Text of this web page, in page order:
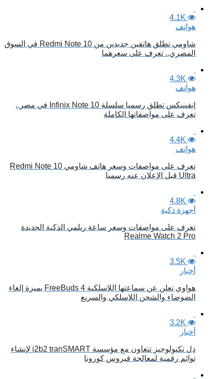
4.1K
هواتف
شاومي تطلق هاتفين جديدين من Redmi Note 10 في السوق
المصري.. تعرف على سعرهما
4.3K
هواتف
إنفينيكس تطلق رسميا سلسلة Infinix Note 10 في مصر..
تعرف على مواصفاتها الكاملة
4.4K
هواتف
تعرف على مواصفات وسعر هاتف شاومي Redmi Note 10
Ultra قبل الإعلان عنه رسميا
4.8K
أجهزة ذكية
تعرف على مواصفات وسعر ساعة ريلمي الذكية الجديدة
Realme Watch 2 Pro
3.5K
أخبار
هواوي تعلن عن سماعتها اللاسلكية FreeBuds 4 بميزة إلغاء
الضوضاء والشحن اللاسلكي والسريع
3.2K
أخبار
دِل تكنولوجيز تتعاون مع مؤسسة i2b2 tranSMART لإنشاء
توائم رقمية لمعالجة فيروس كورونا